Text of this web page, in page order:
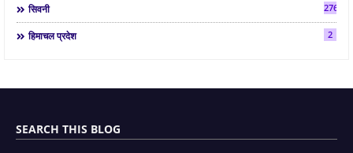
सिवनी 2763
हिमाचल प्रदेश 2
SEARCH THIS BLOG